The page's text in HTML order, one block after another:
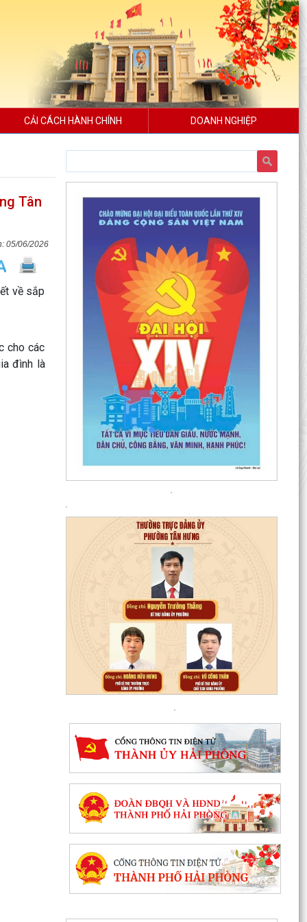
CẢI CÁCH HÀNH CHÍNH DOANH NGHIỆP
Tân
05/06/2026
về sắp
cho các
đình là